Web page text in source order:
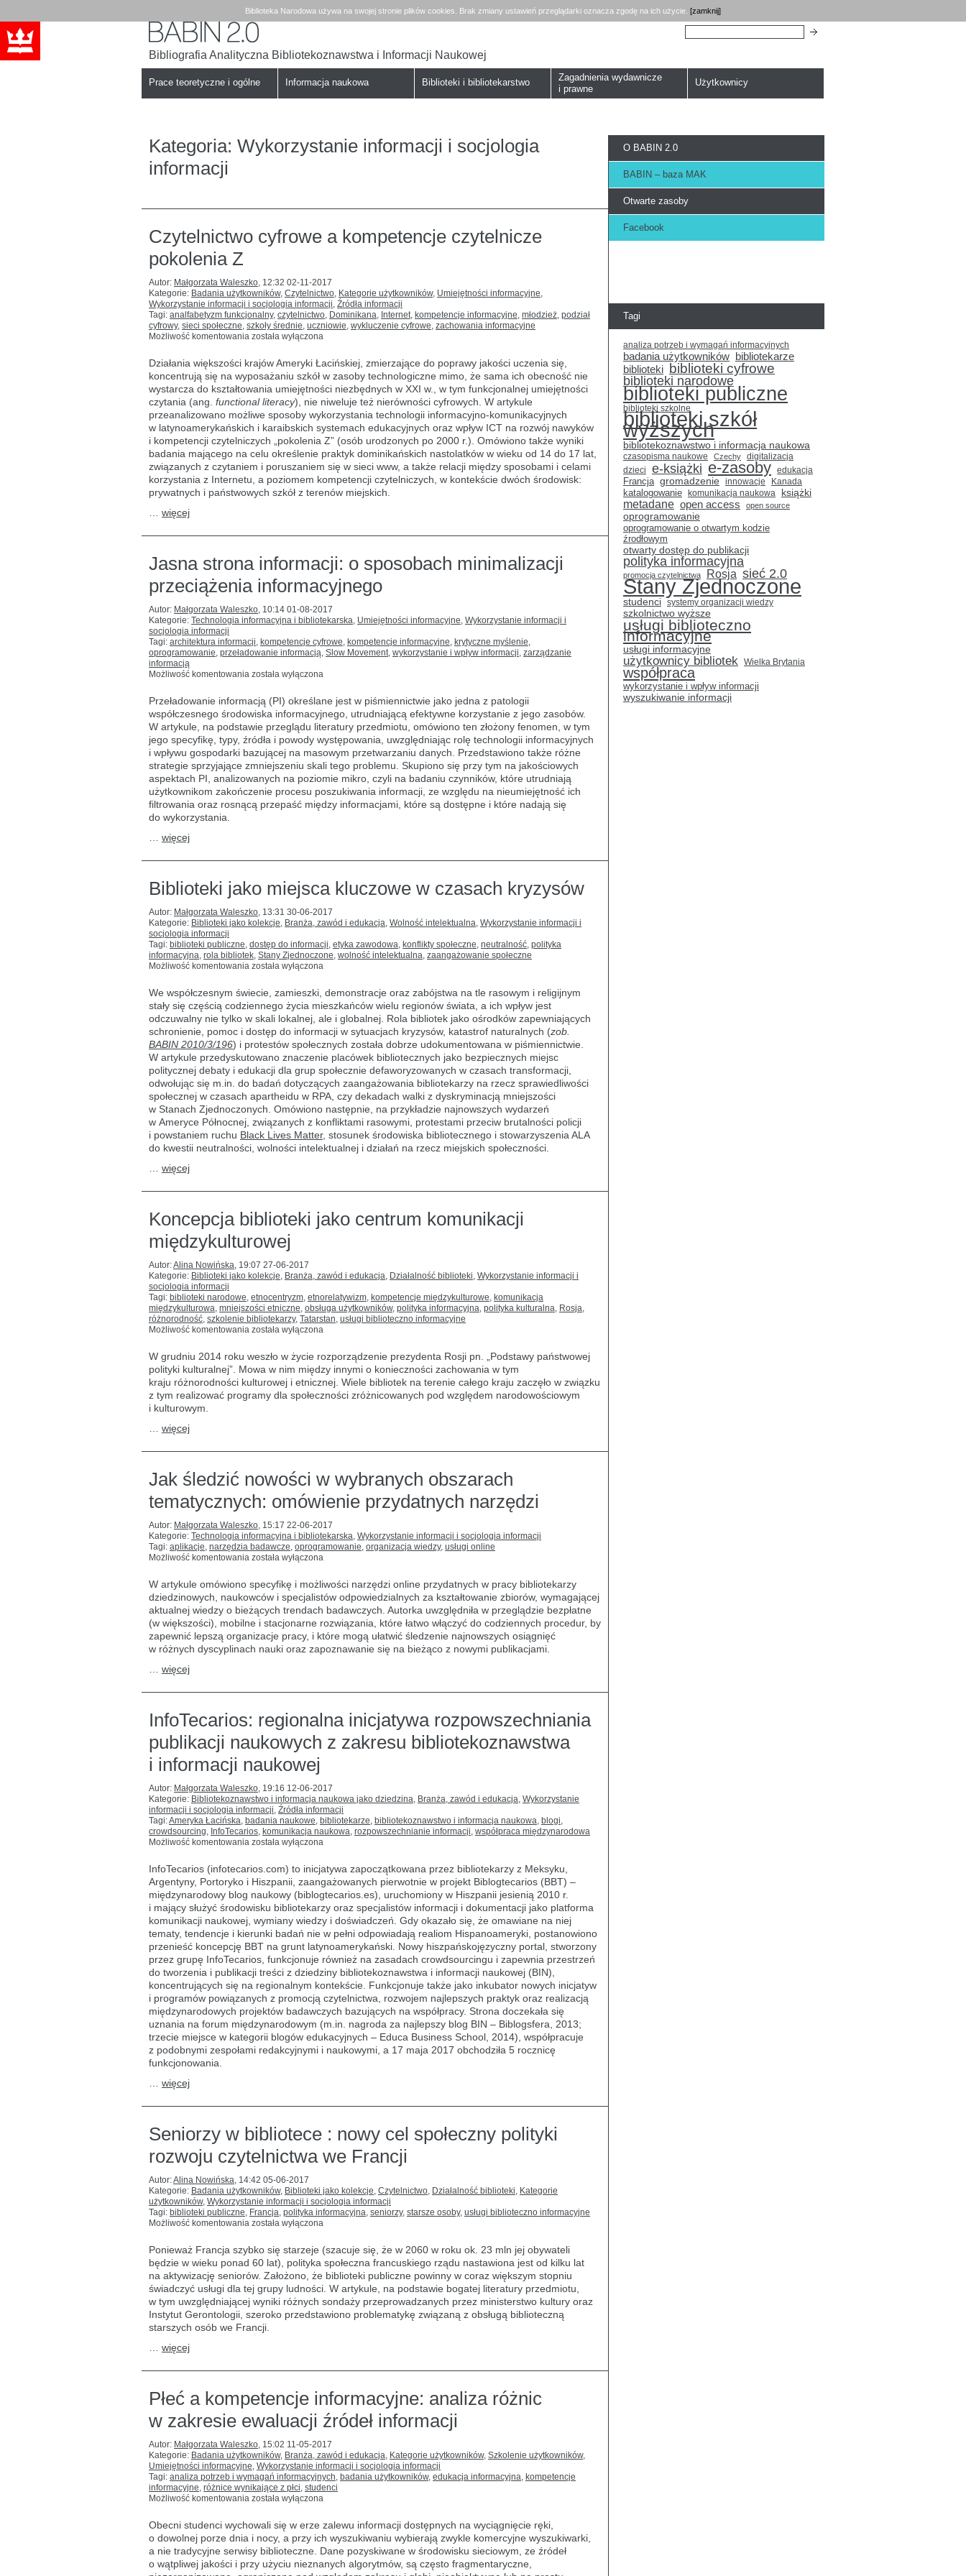
Biblioteka Narodowa używa na swojej stronie plików cookies. Brak zmiany ustawień przeglądarki oznacza zgodę na ich użycie. [zamknij]
Babin
Bibliografia Analityczna Bibliotekoznawstwa i Informacji Naukowej
Szukaj:
Prace teoretyczne i ogólne Informacja naukowa Biblioteki i bibliotekarstwo
Zagadnienia wydawnicze
i prawne
Użytkownicy
Kategoria: Wykorzystanie informacji i socjologia
informacji
Czytelnictwo cyfrowe a kompetencje czytelnicze
pokolenia Z
Autor: Małgorzata Waleszko, 12:32 02-11-2017
Kategorie: Badania użytkowników, Czytelnictwo, Kategorie użytkowników, Umiejętności informacyjne,
Wykorzystanie informacji i socjologia informacji, Źródła informacji
Tagi: analfabetyzm funkcjonalny, czytelnictwo, Dominikana, Internet, kompetencje informacyjne, młodzież, podział
cyfrowy, sieci społeczne, szkoły średnie, uczniowie, wykluczenie cyfrowe, zachowania informacyjne
Możliwość komentowania Czytelnictwo
a kompetencje
czytelnicze
pokolenia
Z
została wyłączona
Działania większości krajów Ameryki Łacińskiej, zmierzające do poprawy jakości uczenia się,
koncentrują się na wyposażaniu szkół w zasoby technologiczne mimo, że sama ich obecność nie
wystarcza do kształtowania umiejętności niezbędnych w XXI w., w tym funkcjonalnej umiejętności
czytania (ang. functional literacy), nie niweluje też nierówności cyfrowych. W artykule
przeanalizowano możliwe sposoby wykorzystania technologii informacyjno-komunikacyjnych
w latynoamerykańskich i karaibskich systemach edukacyjnych oraz wpływ ICT na rozwój nawyków
i kompetencji czytelniczych „pokolenia Z” (osób urodzonych po 2000 r.). Omówiono także wyniki
badania mającego na celu określenie praktyk dominikańskich nastolatków w wieku od 14 do 17 lat,
związanych z czytaniem i poruszaniem się w sieci www, a także relacji między sposobami i celami
korzystania z Internetu, a poziomem kompetencji czytelniczych, w kontekście dwóch środowisk:
prywatnych i państwowych szkół z terenów miejskich.
więcej
Jasna strona informacji: o sposobach minimalizacji
przeciążenia informacyjnego
Autor: Małgorzata Waleszko, 10:14 01-08-2017
Kategorie: Technologia informacyjna i bibliotekarska, Umiejętności informacyjne, Wykorzystanie informacji i
socjologia informacji
Tagi: architektura informacji, kompetencje cyfrowe, kompetencje informacyjne, krytyczne myślenie,
oprogramowanie, przeładowanie informacją, Slow Movement, wykorzystanie i wpływ informacji, zarządzanie
informacją
Możliwość komentowania Jasna
informacji:
o sposobach
minimalizacji
przeciążenia
informacyjnego
została wyłączona
Przeładowanie informacją (PI) określane jest w piśmiennictwie jako jedna z patologii
współczesnego środowiska informacyjnego, utrudniającą efektywne korzystanie z jego zasobów.
W artykule, na podstawie przeglądu literatury przedmiotu, omówiono ten złożony fenomen, w tym
jego specyfikę, typy, źródła i powody występowania, uwzględniając rolę technologii informacyjnych
i wpływu gospodarki bazującej na masowym przetwarzaniu danych. Przedstawiono także różne
strategie sprzyjające zmniejszeniu skali tego problemu. Skupiono się przy tym na jakościowych
aspektach PI, analizowanych na poziomie mikro, czyli na badaniu czynników, które utrudniają
użytkownikom zakończenie procesu poszukiwania informacji, ze względu na nieumiejętność ich
filtrowania oraz rosnącą przepaść między informacjami, które są dostępne i które nadają się
do wykorzystania.
więcej
Biblioteki jako miejsca kluczowe w czasach kryzysów
Autor: Małgorzata Waleszko, 13:31 30-06-2017
Kategorie: Biblioteki jako kolekcje, Branża, zawód i edukacja, Wolność intelektualna, Wykorzystanie informacji i
socjologia informacji
Tagi: biblioteki publiczne, dostęp do informacji, etyka zawodowa, konflikty społeczne, neutralność, polityka
informacyjna, rola bibliotek, Stany Zjednoczone, wolność intelektualna, zaangażowanie społeczne
Możliwość komentowania Biblioteki
miejsca
kluczowe
w czasach
kryzysów
została wyłączona
We współczesnym świecie, zamieszki, demonstracje oraz zabójstwa na tle rasowym i religijnym
stały się częścią codziennego życia mieszkańców wielu regionów świata, a ich wpływ jest
odczuwalny nie tylko w skali lokalnej, ale i globalnej. Rola bibliotek jako ośrodków zapewniających
schronienie, pomoc i dostęp do informacji w sytuacjach kryzysów, katastrof naturalnych (zob.
BABIN 2010/3/196) i protestów społecznych została dobrze udokumentowana w piśmiennictwie.
W artykule przedyskutowano znaczenie placówek bibliotecznych jako bezpiecznych miejsc
politycznej debaty i edukacji dla grup społecznie defaworyzowanych w czasach transformacji,
odwołując się m.in. do badań dotyczących zaangażowania bibliotekarzy na rzecz sprawiedliwości
społecznej w czasach apartheidu w RPA, czy dekadach walki z dyskryminacją mniejszości
w Stanach Zjednoczonych. Omówiono następnie, na przykładzie najnowszych wydarzeń
w Ameryce Północnej, związanych z konfliktami rasowymi, protestami przeciw brutalności policji
i powstaniem ruchu Black Lives Matter, stosunek środowiska bibliotecznego i stowarzyszenia ALA
do kwestii neutralności, wolności intelektualnej i działań na rzecz miejskich społeczności.
więcej
Koncepcja biblioteki jako centrum komunikacji
międzykulturowej
Autor:Alina Nowińska, 19:07 27-06-2017
Kategorie: Biblioteki jako kolekcje, Branża, zawód i edukacja, Działalność biblioteki, Wykorzystanie informacji i
socjologia informacji
Tagi: biblioteki narodowe, etnocentryzm, etnorelatywizm, kompetencje międzykulturowe, komunikacja
międzykulturowa, mniejszości etniczne, obsługa użytkowników, polityka informacyjna, polityka kulturalna, Rosja,
różnorodność, szkolenie bibliotekarzy, Tatarstan, usługi biblioteczno informacyjne
Możliwość komentowania Koncepcja
centrum
komunikacji
międzykulturowej
została wyłączona
W grudniu 2014 roku weszło w życie rozporządzenie prezydenta Rosji pn. „Podstawy państwowej
polityki kulturalnej”. Mowa w nim między innymi o konieczności zachowania w tym
kraju różnorodności kulturowej i etnicznej. Wiele bibliotek na terenie całego kraju zaczęło w związku
z tym realizować programy dla społeczności zróżnicowanych pod względem narodowościowym
i kulturowym.
więcej
Jak śledzić nowości w wybranych obszarach
tematycznych: omówienie przydatnych narzędzi
Autor: Małgorzata Waleszko, 15:17 22-06-2017
Kategorie: Technologia informacyjna i bibliotekarska, Wykorzystanie informacji i socjologia informacji
Tagi: aplikacje, narzędzia badawcze, oprogramowanie, organizacja wiedzy, usługi online
Możliwość komentowania Jak
nowości
w wybranych
obszarach
tematycznych:
omówienie
przydatnych
narzędzi
została wyłączona
W artykule omówiono specyfikę i możliwości narzędzi online przydatnych w pracy bibliotekarzy
dziedzinowych, naukowców i specjalistów odpowiedzialnych za kształtowanie zbiorów, wymagającej
aktualnej wiedzy o bieżących trendach badawczych. Autorka uwzględniła w przeglądzie bezpłatne
(w większości), mobilne i stacjonarne rozwiązania, które łatwo włączyć do codziennych procedur, by
zapewnić lepszą organizacje pracy, i które mogą ułatwić śledzenie najnowszych osiągnięć
w różnych dyscyplinach nauki oraz zapoznawanie się na bieżąco z nowymi publikacjami.
więcej
InfoTecarios: regionalna inicjatywa rozpowszechniania
publikacji naukowych z zakresu bibliotekoznawstwa
i informacji naukowej
Autor: Małgorzata Waleszko, 19:16 12-06-2017
Kategorie: Bibliotekoznawstwo i informacja naukowa jako dziedzina, Branża, zawód i edukacja, Wykorzystanie
informacji i socjologia informacji, Źródła informacji
Tagi:Ameryka Łacińska, badania naukowe, bibliotekarze, bibliotekoznawstwo i informacja naukowa, blogi,
crowdsourcing, InfoTecarios, komunikacja naukowa, rozpowszechnianie informacji, współpraca międzynarodowa
Możliwość komentowania InfoTecarios:
inicjatywa
rozpowszechniania
publikacji
naukowych
z zakresu
bibliotekoznawstwa
i informacji
naukowej
została wyłączona
InfoTecarios (infotecarios.com) to inicjatywa zapoczątkowana przez bibliotekarzy z Meksyku,
Argentyny, Portoryko i Hiszpanii, zaangażowanych pierwotnie w projekt Biblogtecarios (BBT) –
międzynarodowy blog naukowy (biblogtecarios.es), uruchomiony w Hiszpanii jesienią 2010 r.
i mający służyć środowisku bibliotekarzy oraz specjalistów informacji i dokumentacji jako platforma
komunikacji naukowej, wymiany wiedzy i doświadczeń. Gdy okazało się, że omawiane na niej
tematy, tendencje i kierunki badań nie w pełni odpowiadają realiom Hispanoameryki, postanowiono
przenieść koncepcję BBT na grunt latynoamerykański. Nowy hiszpańskojęzyczny portal, stworzony
przez grupę InfoTecarios, funkcjonuje również na zasadach crowdsourcingu i zapewnia przestrzeń
do tworzenia i publikacji treści z dziedziny bibliotekoznawstwa i informacji naukowej (BIN),
koncentrujących się na regionalnym kontekście. Funkcjonuje także jako inkubator nowych inicjatyw
i programów powiązanych z promocją czytelnictwa, rozwojem najlepszych praktyk oraz realizacją
międzynarodowych projektów badawczych bazujących na współpracy. Strona doczekała się
uznania na forum międzynarodowym (m.in. nagroda za najlepszy blog BIN – Biblogsfera, 2013;
trzecie miejsce w kategorii blogów edukacyjnych – Educa Business School, 2014), współpracuje
z podobnymi zespołami redakcyjnymi i naukowymi, a 17 maja 2017 obchodziła 5 rocznicę
funkcjonowania.
więcej
Seniorzy w bibliotece : nowy cel społeczny polityki
rozwoju czytelnictwa we Francji
Autor:Alina Nowińska, 14:42 05-06-2017
Kategorie: Badania użytkowników, Biblioteki jako kolekcje, Czytelnictwo, Działalność biblioteki, Kategorie
użytkowników, Wykorzystanie informacji i socjologia informacji
Tagi: biblioteki publiczne, Francja, polityka informacyjna, seniorzy, starsze osoby, usługi biblioteczno informacyjne
Możliwość komentowania Seniorzy
nowy
cel
społeczny
polityki
rozwoju
czytelnictwa
we
Francji
została wyłączona
Ponieważ Francja szybko się starzeje (szacuje się, że w 2060 w roku ok. 23 mln jej obywateli
będzie w wieku ponad 60 lat), polityka społeczna francuskiego rządu nastawiona jest od kilku lat
na aktywizację seniorów. Założono, że biblioteki publiczne powinny w coraz większym stopniu
świadczyć usługi dla tej grupy ludności. W artykule, na podstawie bogatej literatury przedmiotu,
w tym uwzględniającej wyniki różnych sondaży przeprowadzanych przez ministerstwo kultury oraz
Instytut Gerontologii, szeroko przedstawiono problematykę związaną z obsługą biblioteczną
starszych osób we Francji.
więcej
Płeć a kompetencje informacyjne: analiza różnic
w zakresie ewaluacji źródeł informacji
Autor: Małgorzata Waleszko, 15:02 11-05-2017
Kategorie: Badania użytkowników, Branża, zawód i edukacja, Kategorie użytkowników, Szkolenie użytkowników,
Umiejętności informacyjne, Wykorzystanie informacji i socjologia informacji
Tagi: analiza potrzeb i wymagań informacyjnych, badania użytkowników, edukacja informacyjna, kompetencje
informacyjne, różnice wynikające z płci, studenci
Możliwość komentowania Płeć
informacyjne:
analiza
różnic
w zakresie
ewaluacji
źródeł
została wyłączona
Obecni studenci wychowali się w erze zalewu informacji dostępnych na wyciągnięcie ręki,
o dowolnej porze dnia i nocy, a przy ich wyszukiwaniu wybierają zwykle komercyjne wyszukiwarki,
a nie tradycyjne serwisy biblioteczne. Dane pozyskiwane w środowisku sieciowym, ze źródeł
o wątpliwej jakości i przy użyciu nieznanych algorytmów, są często fragmentaryczne,
O BABIN 2.0
BABIN – baza MAK
Otwarte zasoby
Facebook
Tagi
analiza potrzeb i wymagań informacyjnych
badania użytkowników bibliotekarze
biblioteki biblioteki cyfrowe
biblioteki narodowe
biblioteki publiczne
biblioteki szkolne
biblioteki szkół
wyższych
bibliotekoznawstwo i informacja naukowa
czasopisma naukowe Czechy digitalizacja
dzieci e-książki e-zasoby edukacja
Francja gromadzenie innowacje
Kanada
katalogowanie
komunikacja naukowa książki
metadane open access open source
oprogramowanie
oprogramowanie o otwartym kodzie
źrodłowym
otwarty dostęp do publikacji
polityka informacyjna
promocja czytelnictwa Rosja sieć 2.0
Stany Zjednoczone
studenci systemy organizacji wiedzy
szkolnictwo wyższe
usługi biblioteczno
informacyjne
usługi informacyjne
użytkownicy bibliotek Wielka Brytania
współpraca
wykorzystanie i wpływ informacji
wyszukiwanie informacji